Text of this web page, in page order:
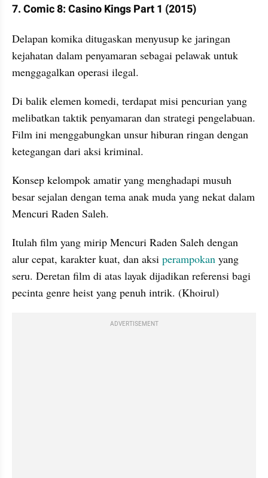
7. Comic 8: Casino Kings Part 1 (2015)
Delapan komika ditugaskan menyusup ke jaringan
kejahatan dalam penyamaran sebagai pelawak untuk
menggagalkan operasi ilegal.
Di balik elemen komedi, terdapat misi pencurian yang
melibatkan taktik penyamaran dan strategi pengelabuan.
Film ini menggabungkan unsur hiburan ringan dengan
ketegangan dari aksi kriminal.
Konsep kelompok amatir yang menghadapi musuh
besar sejalan dengan tema anak muda yang nekat dalam
Mencuri Raden Saleh.
Itulah film yang mirip Mencuri Raden Saleh dengan
alur cepat, karakter kuat, dan aksi perampokan yang
seru. Deretan film di atas layak dijadikan referensi bagi
pecinta genre heist yang penuh intrik. (Khoirul)
ADVERTISEMENT